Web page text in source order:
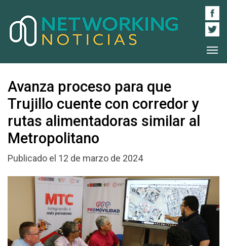
Avanza proceso para que
Trujillo cuente con corredor y
rutas alimentadoras similar al
Metropolitano
Publicado el 12 de marzo de 2024